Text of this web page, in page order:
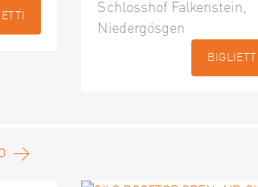
Schlosshof Falkenstein,
Niedergösgen
BIGLIETTI